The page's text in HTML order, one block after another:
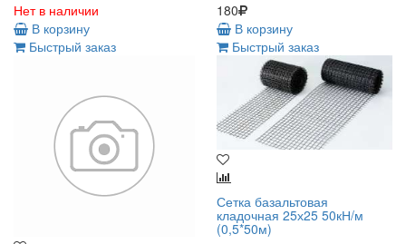
Нет в наличии
В корзину
Быстрый заказ
180
В корзину
Быстрый заказ
Сетка базальтовая
кладочная 25х25 50кН/м
(0,5*50м)